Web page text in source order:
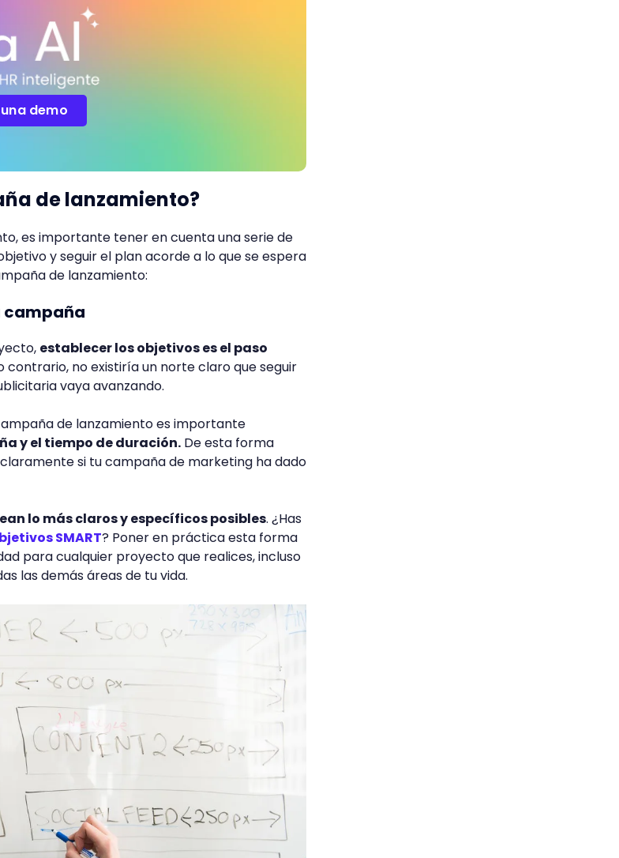
demo
de lanzamiento?
es importante tener en cuenta una serie de
y seguir el plan acorde a lo que se espera
de lanzamiento:
campaña
establecer los objetivos es el paso
contrario, no existiría un norte claro que seguir
vaya avanzando.
de lanzamiento es importante
y el tiempo de duración. De esta forma
si tu campaña de marketing ha dado
lo más claros y específicos posibles. ¿Has
SMART? Poner en práctica esta forma
para cualquier proyecto que realices, incluso
las demás áreas de tu vida.